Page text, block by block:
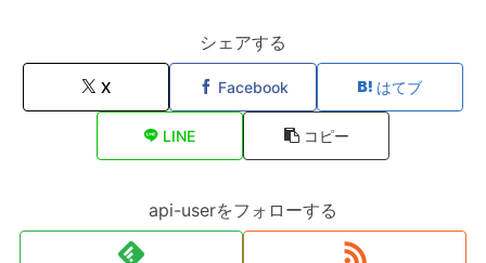
シェアする
X Facebook はてブ
LINE コピー
api-userをフォローする